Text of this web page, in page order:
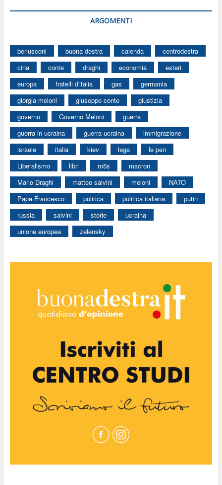
ARGOMENTI
berlusconi buona destra calenda
centrodestra
cina
conte draghi economia
esteri
europa
fratelli d'italia gas
germania
giorgia meloni
giuseppe conte
giustizia
governo
Governo Meloni
guerra
guerra in ucraina
guerra ucraina
immigrazione
israele
italia kiev lega
le pen
Liberalismo
libri m5s
macron
Mario Draghi
matteo salvini meloni
NATO
Papa Francesco
politica politica italiana
putin
russia
salvini storie
ucraina
unione europea
zelensky